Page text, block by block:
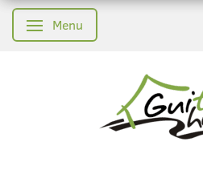
Skifte navigation
Menu